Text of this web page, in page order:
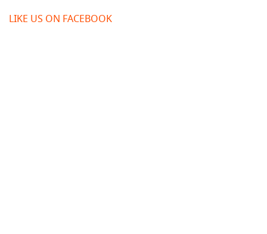
LIKE US ON FACEBOOK